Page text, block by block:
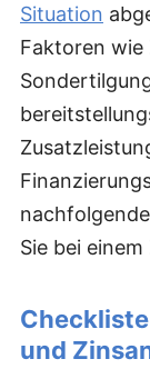
Situation
Faktoren wie
nachfolgende
Sie bei
und